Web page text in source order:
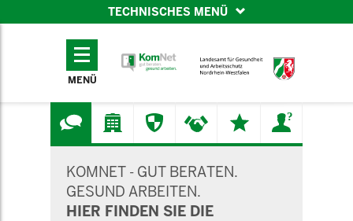
TECHNISCHES MENÜ
TECHNISCHES
MENÜ
KOMNET - GUT BERATEN.
GESUND ARBEITEN.
HIER FINDEN SIE DIE